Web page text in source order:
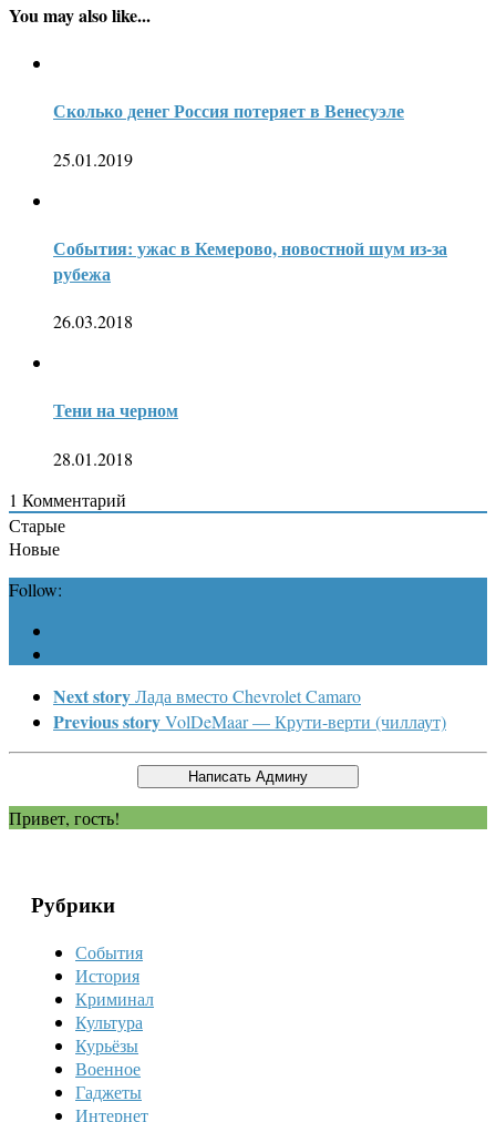
You may also like...
Сколько денег Россия потеряет в Венесуэле
25.01.2019
События: ужас в Кемерово, новостной шум из-за
рубежа
26.03.2018
Тени на черном
28.01.2018
1 Комментарий
Старые
Новые
Follow:
Next storyЛада вместо Chevrolet Camaro
Previous storyVolDeMaar — Крути-верти (чиллаут)
Привет, гость!
Рубрики
События
История
Криминал
Культура
Курьёзы
Военное
Гаджеты
Интернет